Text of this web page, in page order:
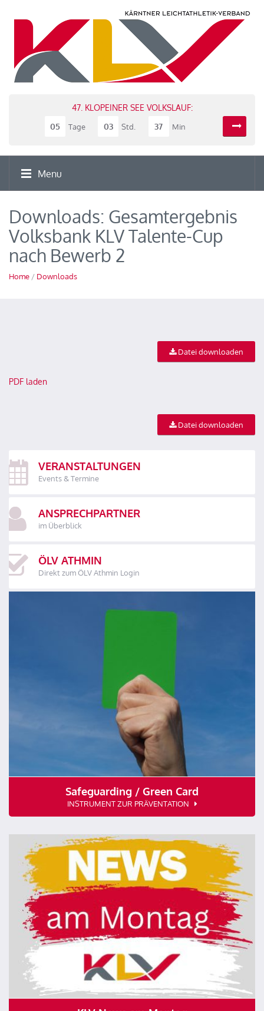
47. KLOPEINER SEE VOLKSLAUF:
05
Tage 03 Std. 37 Min
Menu
Downloads: Gesamtergebnis
Volksbank KLV Talente-Cup
nach Bewerb 2
Home / Downloads
Datei downloaden
PDF laden
Datei downloaden
VERANSTALTUNGEN
Events & Termine
ANSPRECHPARTNER
im Überblick
ÖLV ATHMIN
Direkt zum ÖLV Athmin Login
Safeguarding / Green Card
INSTRUMENT ZUR PRÄVENTATION